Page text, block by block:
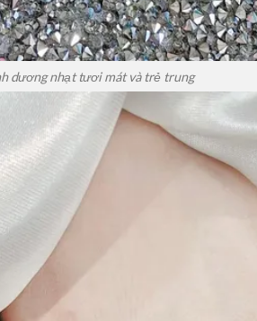
dương nhạt tươi mát và trẻ trung